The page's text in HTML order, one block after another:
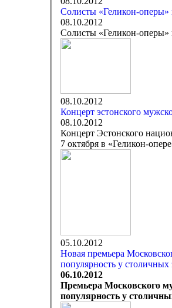
Солисты «Геликон-оперы»
08.10.2012
Солисты «Геликон-оперы»
08.10.2012
Концерт эстонского
08.10.2012
Концерт Эстонского
7 октября в «Геликон-
05.10.2012
Новая премьера
популярность у столичных
06.10.2012
Премьера Московского
популярность у